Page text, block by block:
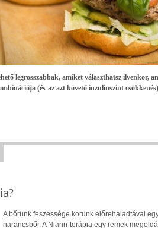
legrosszabbak, amiket választhatsz ilyenkor,
(és az azt követő inzulinszint
A bőrünk feszessége korunk előrehaladtával
narancsbőr. A Niann-terápia egy remek